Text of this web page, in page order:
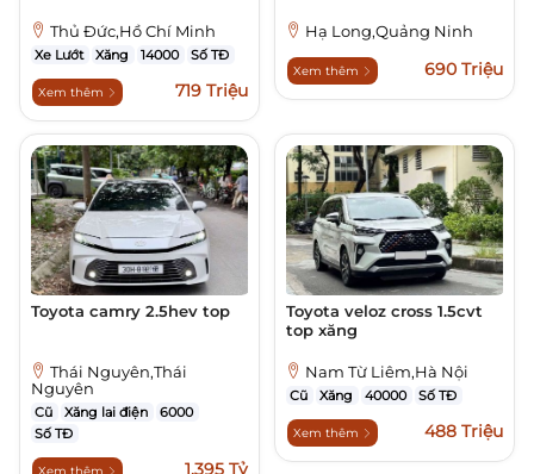
Thủ Đức,Hồ Chí Minh
Xe Lướt Xăng 14000 Số TĐ
Xem thêm 719 Triệu
Hạ Long,Quảng Ninh
Xem thêm 690 Triệu
Toyota camry 2.5hev top
Thái Nguyên,Thái
Nguyên
Cũ Xăng lai điện
6000
Số TĐ
1,395 Tỷ
Toyota veloz cross 1.5cvt
top xăng
Nam Từ Liêm,Hà Nội
Cũ Xăng 40000 Số TĐ
Xem thêm 488 Triệu